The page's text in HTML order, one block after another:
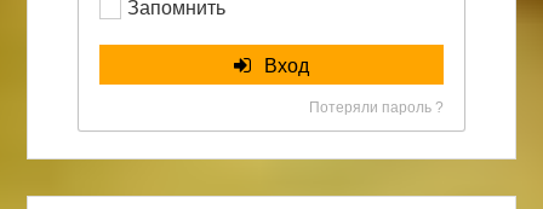
Запомнить
Вход
Потеряли пароль ?